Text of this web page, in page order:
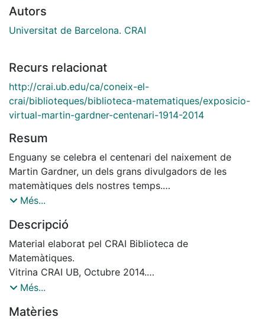
Autors
Universitat de Barcelona. CRAI
Recurs relacionat
http://crai.ub.edu/ca/coneix-el-
crai/biblioteques/biblioteca-matematiques/exposicio-
virtual-martin-gardner-centenari-1914-2014
Resum
Enguany se celebra el centenari del naixement de
Martin Gardner, un dels grans divulgadors de les
matemàtiques dels nostres temps.
homenatge a través d'una exposició virtual, tot
recordant la seva immensa contribució a l'hora
d'apropar les matemàtiques al gran públic, des d'una
perspectiva lúdica i atractiva, mai exempta de rigor.
Gardner, per la seva producció intel·lectual i per les
Més...
Descripció
Material elaborat pel CRAI Biblioteca de
Matemàtiques.
Vitrina CRAI UB, Octubre 2014.
Exposició virtual, Octubre 2014.
Més...
Matèries